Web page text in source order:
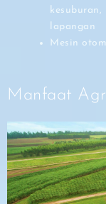
lapangan
Mesin
Manfaat